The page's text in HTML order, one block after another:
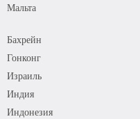
Мальта
Бахрейн
Гонконг
Израиль
Индия
Индонезия